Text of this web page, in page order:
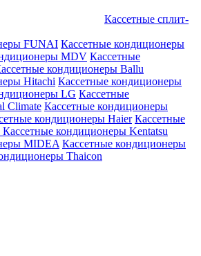
Кассетные сплит-
FUNAI Кассетные кондиционеры
MDV Кассетные
кондиционеры Ballu
Hitachi Кассетные кондиционеры
LG Кассетные
Climate Кассетные кондиционеры
кондиционеры Haier Кассетные
Кассетные кондиционеры Kentatsu
MIDEA Кассетные кондиционеры
Thaicon